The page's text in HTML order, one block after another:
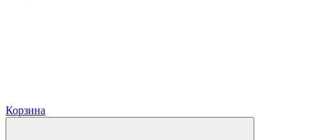
Корзина